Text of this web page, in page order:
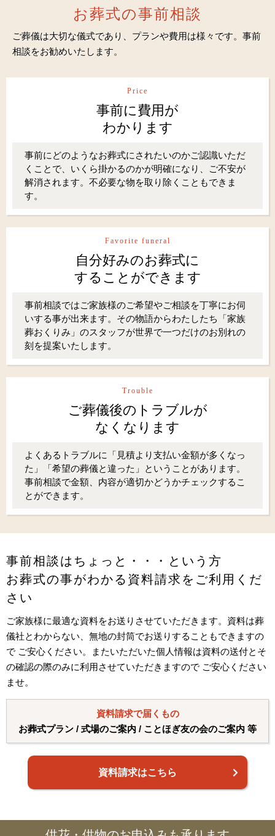
お葬式の事前相談
ご葬儀は大切な儀式であり、プランや費用は様々です。事前
相談をお勧めいたします。
Price
事前に費用が
わかります
事前にどのようなお葬式にされたいのかご認識いただ
くことで、いくら掛かるのかが明確になり、ご不安が
解消されます。不必要な物を取り除くこともできま
す。
Favorite funeral
自分好みのお葬式に
することができます
事前相談ではご家族様のご希望やご相談を丁寧にお伺
いする事が出来ます。その物語からわたしたち「家族
葬おくりみ」のスタッフが世界で一つだけのお別れの
刻を提案いたします。
Trouble
ご葬儀後のトラブルが
なくなります
よくあるトラブルに「見積より支払い金額が多くなっ
た」「希望の葬儀と違った」ということがあります。
事前相談で金額、内容が適切かどうかチェックするこ
とができます。
事前相談はちょっと・・・という方
お葬式の事がわかる資料請求をご利用くだ
さい
ご家族様に最適な資料をお送りさせていただきます。資料は葬
儀社とわからない、無地の封筒でお送りすることもできますの
で ご安心ください。またいただいた個人情報は資料の送付とそ
の確認の際のみに利用させていただきますので ご安心ください
ませ。
資料請求で届くもの
お葬式プラン / 式場のご案内 / ことほぎ友の会のご案内 等
資料請求はこちら